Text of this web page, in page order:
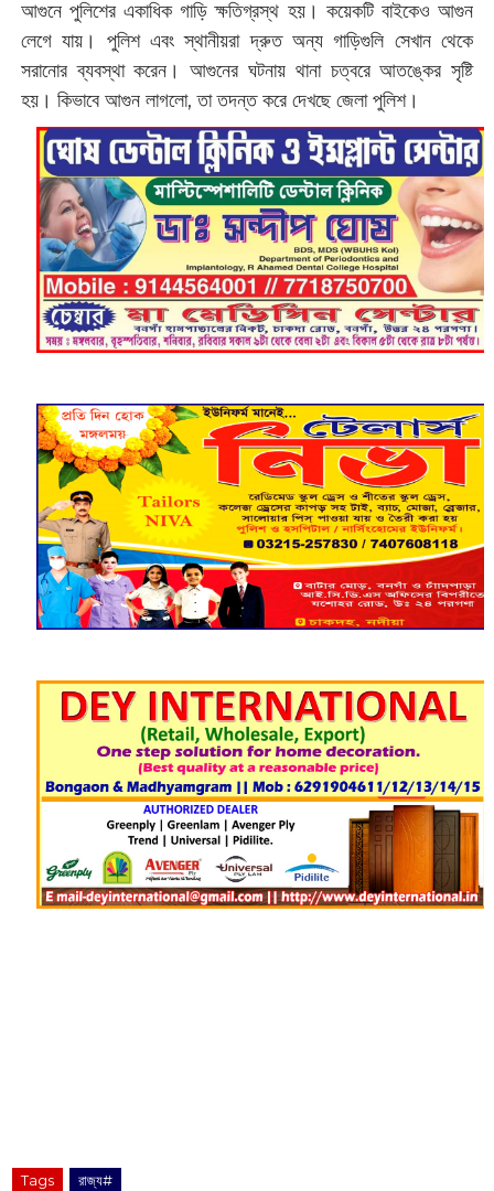
আগুনে পুলিশের একাধিক গাড়ি ক্ষতিগ্রস্থ হয়। কয়েকটি বাইকেও আগুন
লেগে যায়। পুলিশ এবং স্থানীয়রা দ্রুত অন্য গাড়িগুলি সেখান থেকে
সরানোর ব্যবস্থা করেন। আগুনের ঘটনায় থানা চত্বরে আতঙ্কের সৃষ্টি
হয়। কিভাবে আগুন লাগলো, তা তদন্ত করে দেখছে জেলা পুলিশ।
Tags রাজ্য#